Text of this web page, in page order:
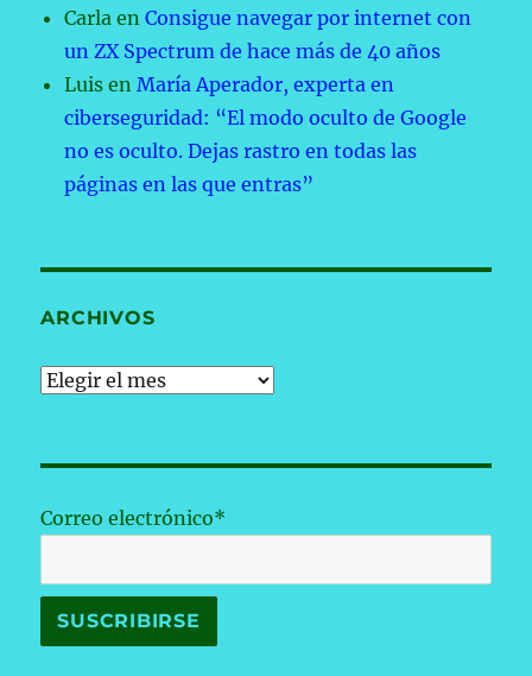
Carla enConsigue navegar por internet con
un ZX Spectrum de hace más de 40 años
Luis enMaría Aperador, experta en
ciberseguridad: “El modo oculto de Google
no es oculto. Dejas rastro en todas las
páginas en las que entras”
ARCHIVOS
Archivos
Correo electrónico*